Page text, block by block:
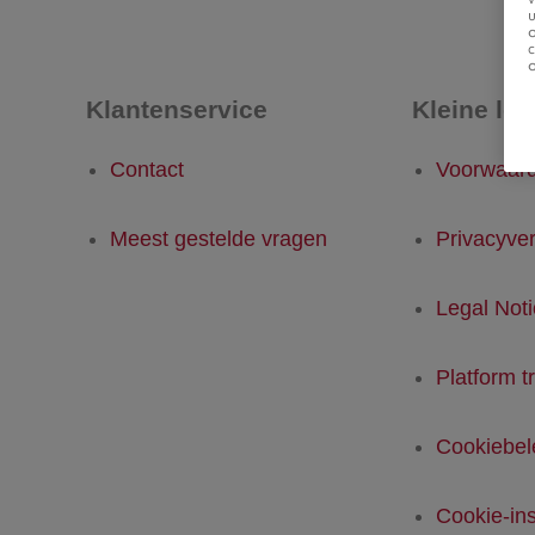
Klantenservice
Contact
Meest gestelde vragen
Kleine
Legal
Platform
Cookie-